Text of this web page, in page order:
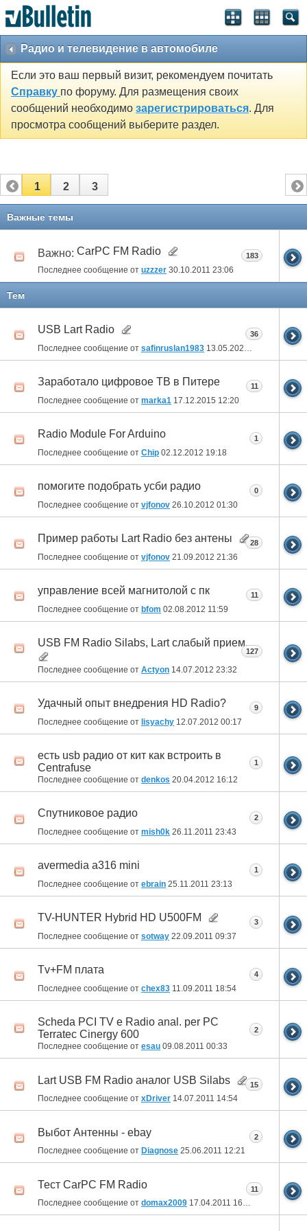
Радио и телевидение в автомобиле
Если это ваш первый визит, рекомендуем почитать
Справку по форуму. Для размещения своих
сообщений необходимо зарегистрироваться. Для
просмотра сообщений выберите раздел.
1 2 3
Важные темы
Важно: CarPC FM Radio
Последнее сообщение от uzzzer 30.10.2011 23:06
183
Тем
USB Lart Radio
Последнее сообщение от safinruslan1983 13.05.2022
36
Заработало цифровое ТВ в Питере
Последнее сообщение от marka1 17.12.2015 12:20
11
Radio Module For Arduino
Последнее сообщение от Chip 02.12.2012 19:18
1
помогите подобрать усби радио
Последнее сообщение от vjfonov 26.10.2012 01:30
0
Пример работы Lart Radio без антены
Последнее сообщение от vjfonov 21.09.2012 21:36
28
управление всей магнитолой с пк
Последнее сообщение от bfom 02.08.2012 11:59
11
USB FM Radio Silabs, Lart слабый прием.
Последнее сообщение от Actyon 14.07.2012 23:32
127
Удачный опыт внедрения HD Radio?
Последнее сообщение от lisyachy 12.07.2012 00:17
9
есть usb радио от кит как встроить в
Centrafuse
Последнее сообщение от denkos 20.04.2012 16:12
1
Спутниковое радио
Последнее сообщение от mish0k 26.11.2011 23:43
2
avermedia a316 mini
Последнее сообщение от ebrain 25.11.2011 23:13
1
TV-HUNTER Hybrid HD U500FM
Последнее сообщение от sotway 22.09.2011 09:37
3
Tv+FM плата
Последнее сообщение от chex83 11.09.2011 18:54
4
Scheda PCI TV e Radio anal. per PC
Terratec Cinergy 600
Последнее сообщение от esau 09.08.2011 00:33
2
Lart USB FM Radio аналог USB Silabs
Последнее сообщение от xDriver 14.07.2011 14:54
15
Выбот Антенны - ebay
Последнее сообщение от Diagnose 25.06.2011 12:21
2
Тест CarPC FM Radio
Последнее сообщение от domax2009 17.04.2011 16:21
11